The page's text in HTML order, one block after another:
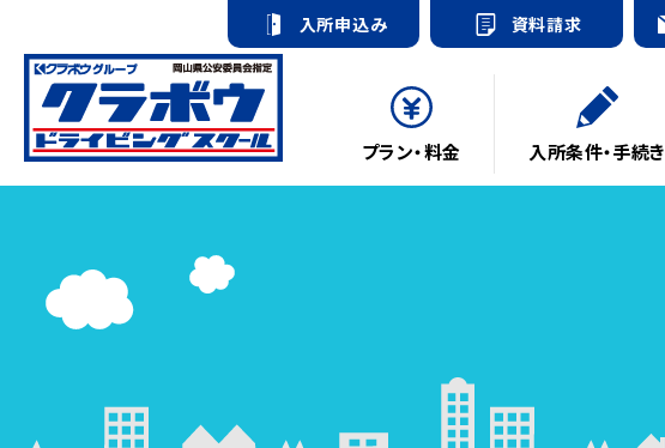
プラン・料金 入所条件・手続き
入所申込み 資料請求